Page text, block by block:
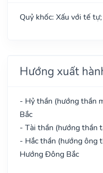
Quỷ khốc: Xấu với tế
Hướng xuất
- Hỷ thần (hướng thần
Bắc
- Tài thần (hướng thần
- Hắc thần (hướng ông
Hướng Đông Bắc